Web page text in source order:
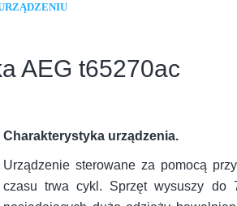
AEG t65270ac
Charakterystyka urządzenia.
Urządzenie sterowane za pomocą
czasu trwa cykl. Sprzęt wysuszy do